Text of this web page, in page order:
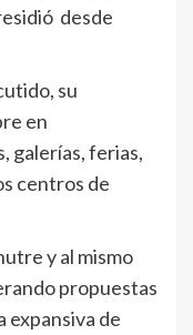
desde
su
en
galerías, ferias,
centros de
y al mismo
propuestas
expansiva de